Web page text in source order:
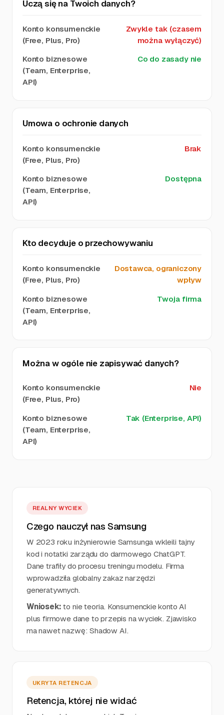
Uczą się na Twoich danych?
Zwykle tak (czasem
można wyłączyć)
Co do zasady nie
Umowa o ochronie danych
Brak
Dostępna
Kto decyduje o przechowywaniu
Dostawca, ograniczony
wpływ
Twoja firma
Można w ogóle nie zapisywać danych?
Nie
Tak (Enterprise, API)
REALNY WYCIEK
Czego nauczył nas Samsung
W 2023 roku inżynierowie Samsunga wkleili tajny
kod i notatki zarządu do darmowego ChatGPT.
Dane trafiły do procesu treningu modelu. Firma
wprowadziła globalny zakaz narzędzi
generatywnych.
Wniosek: to nie teoria. Konsumenckie konto AI
plus firmowe dane to przepis na wyciek. Zjawisko
ma nawet nazwę: Shadow AI.
UKRYTA RETENCJA
Retencja, której nie widać